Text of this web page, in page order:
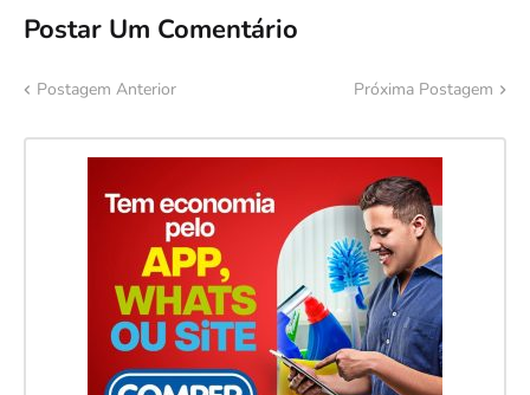
Postar Um Comentário
Postagem Anterior Próxima Postagem